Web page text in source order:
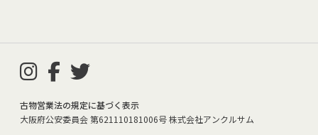
古物営業法の規定に基づく表示
大阪府公安委員会 第621110181006号 株式会社アンクルサム